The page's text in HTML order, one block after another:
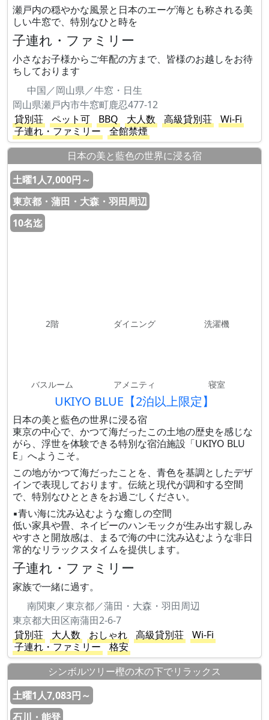
瀬戸内の穏やかな風景と日本のエーゲ海とも称される美
しい牛窓で、特別なひと時を
子連れ・ファミリー
小さなお子様からご年配の方まで、皆様のお越しをお待
ちしております
中国／岡山県／牛窓・日生
岡山県瀬戸内市牛窓町鹿忍477-12
貸別荘
ペット可 BBQ 大人数 高級貸別荘
Wi-Fi
子連れ・ファミリー
全館禁煙
日本の美と藍色の世界に浸る宿
土曜1人7,000円～
東京都・蒲田・大森・羽田周辺
10名迄
2階 ダイニング 洗濯機
バスルーム アメニティ 寝室
UKIYO BLUE【2泊以上限定】
日本の美と藍色の世界に浸る宿
東京の中心で、かつて海だったこの土地の歴史を感じな
がら、浮世を体験できる特別な宿泊施設「UKIYO BLU
E」へようこそ。
この地がかつて海だったことを、青色を基調としたデザ
インで表現しております。伝統と現代が調和する空間
で、特別なひとときをお過ごしください。
▪️青い海に沈み込むような癒しの空間
低い家具や畳、ネイビーのハンモックが生み出す親しみ
やすさと開放感は、まるで海の中に沈み込むような非日
常的なリラックスタイムを提供します。
子連れ・ファミリー
家族で一緒に過す。
南関東／東京都／蒲田・大森・羽田周辺
東京都大田区南蒲田2-6-7
貸別荘
大人数 おしゃれ 高級貸別荘
Wi-Fi
子連れ・ファミリー
格安
シンボルツリー樫の木の下でリラックス
土曜1人7,083円～
石川・能登